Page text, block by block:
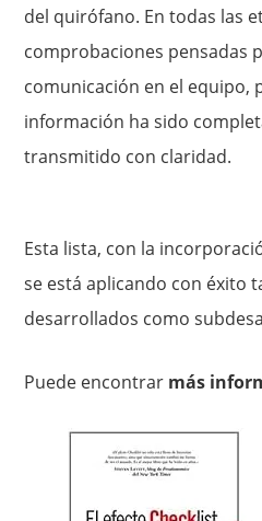
del quirófano. En todas las
comprobaciones pensadas
comunicación en el equipo,
información ha sido
transmitido con claridad.
Esta lista, con la
se está aplicando con éxito
desarrollados como
Puede encontrar más